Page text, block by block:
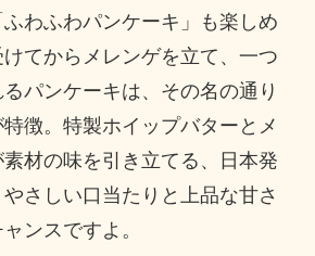
わふわパンケーキ」も楽しめ
てからメレンゲを立て、一つ
パンケーキは、その名の通り
徴。特製ホイップバターとメ
材の味を引き立てる、日本発
さしい口当たりと上品な甘さ
ンスですよ。